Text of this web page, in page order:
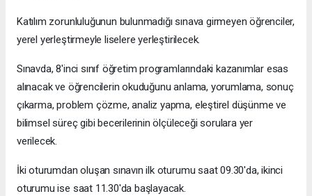
Katılım zorunluluğunun bulunmadığı sınava girmeyen öğrenciler,
yerel yerleştirmeyle liselere yerleştirilecek.
Sınavda, 8'inci sınıf öğretim programlarındaki kazanımlar esas
alınacak ve öğrencilerin okuduğunu anlama, yorumlama, sonuç
çıkarma, problem çözme, analiz yapma, eleştirel düşünme ve
bilimsel süreç gibi becerilerinin ölçüleceği sorulara yer
verilecek.
İki oturumdan oluşan sınavın ilk oturumu saat 09.30'da, ikinci
oturumu ise saat 11.30'da başlayacak.